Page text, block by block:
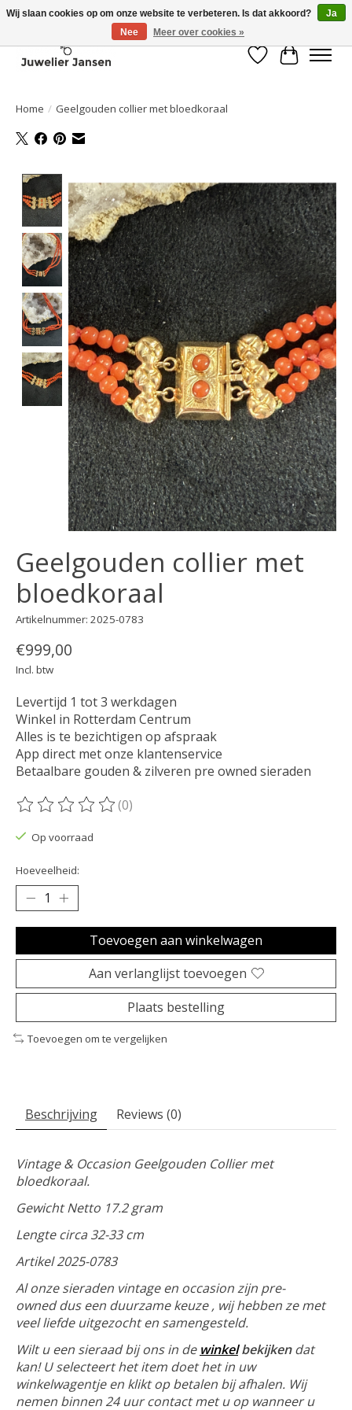
Verlanglijst
Home / Geelgouden collier met bloedkoraal
Product image slideshow Items
Geelgouden collier met
bloedkoraal
Artikelnummer: 2025-0783
€999,00
Incl. btw
Levertijd 1 tot 3 werkdagen
Winkel in Rotterdam Centrum
Alles is te bezichtigen op afspraak
App direct met onze klantenservice
Betaalbare gouden & zilveren pre owned sieraden
De beoordeling van dit product is
(0)
Op voorraad
Hoeveelheid:
Toevoegen aan winkelwagen
Aan verlanglijst toevoegen
Plaats bestelling
Toevoegen om te vergelijken
Beschrijving Reviews (0)
Vintage & Occasion Geelgouden Collier met
bloedkoraal.
Gewicht Netto 17.2 gram
Lengte circa 32-33 cm
Artikel 2025-0783
Al onze sieraden vintage en occasion zijn pre-
owned dus een duurzame keuze , wij hebben ze met
veel liefde uitgezocht en samengesteld.
Wilt u een sieraad bij ons in de winkelbekijkendat
kan! U selecteert het item doet het in uw
winkelwagentje en klikt op betalen bij afhalen. Wij
nemen binnen 24 uur contact met u op wanneer u
Wij slaan cookies op om onze website te verbeteren. Is dat akkoord?
Ja
Nee
Meer over cookies »